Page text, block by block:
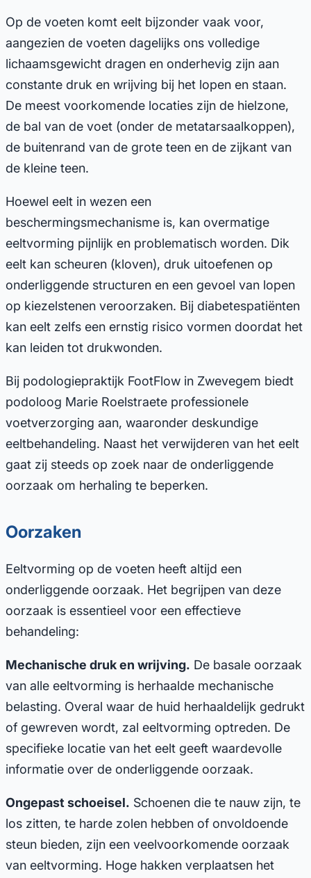
Op de voeten komt eelt bijzonder vaak voor,
aangezien de voeten dagelijks ons volledige
lichaamsgewicht dragen en onderhevig zijn aan
constante druk en wrijving bij het lopen en staan.
De meest voorkomende locaties zijn de hielzone,
de bal van de voet (onder de metatarsaalkoppen),
de buitenrand van de grote teen en de zijkant van
de kleine teen.
Hoewel eelt in wezen een
beschermingsmechanisme is, kan overmatige
eeltvorming pijnlijk en problematisch worden. Dik
eelt kan scheuren (kloven), druk uitoefenen op
onderliggende structuren en een gevoel van lopen
op kiezelstenen veroorzaken. Bij diabetespatiënten
kan eelt zelfs een ernstig risico vormen doordat het
kan leiden tot drukwonden.
Bij podologiepraktijk FootFlow in Zwevegem biedt
podoloog Marie Roelstraete professionele
voetverzorging aan, waaronder deskundige
eeltbehandeling. Naast het verwijderen van het eelt
gaat zij steeds op zoek naar de onderliggende
oorzaak om herhaling te beperken.
Oorzaken
Eeltvorming op de voeten heeft altijd een
onderliggende oorzaak. Het begrijpen van deze
oorzaak is essentieel voor een effectieve
behandeling:
Mechanische druk en wrijving. De basale oorzaak
van alle eeltvorming is herhaalde mechanische
belasting. Overal waar de huid herhaaldelijk gedrukt
of gewreven wordt, zal eeltvorming optreden. De
specifieke locatie van het eelt geeft waardevolle
informatie over de onderliggende oorzaak.
Ongepast schoeisel. Schoenen die te nauw zijn, te
los zitten, te harde zolen hebben of onvoldoende
steun bieden, zijn een veelvoorkomende oorzaak
van eeltvorming. Hoge hakken verplaatsen het